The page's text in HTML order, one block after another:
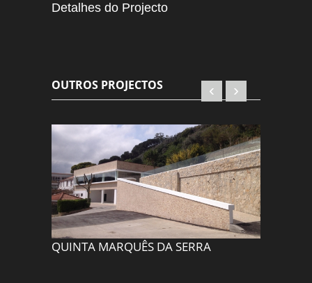
Detalhes do Projecto
OUTROS PROJECTOS
QUINTA MARQUÊS DA SERRA
‹ ›